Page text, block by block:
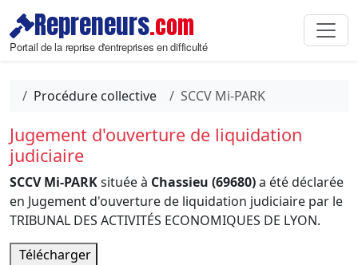
Repreneurs.com
Portail de la reprise d'entreprises en difficulté
Procédure collective SCCV Mi-PARK
Jugement d'ouverture de liquidation
judiciaire
SCCV Mi-PARKsituée à Chassieu (69680)a été déclarée
en Jugement d'ouverture de liquidation judiciaire par le
TRIBUNAL DES ACTIVITÉS ECONOMIQUES DE LYON.
Télécharger